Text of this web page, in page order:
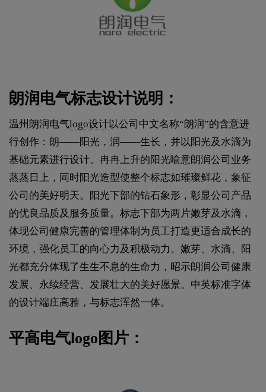
朗润电气标志设计说明：
温州朗润电气logo设计以公司中文名称“朗润”的含意进
行创作：朗——阳光，润——生长，并以阳光及水滴为
基础元素进行设计。冉冉上升的阳光喻意朗润公司业务
蒸蒸日上，同时阳光造型使整个标志如璀璨鲜花，象征
公司的美好明天。阳光下部的钻石象形，彰显公司产品
的优良品质及服务质量。标志下部为两片嫩芽及水滴，
体现公司健康完善的管理体制为员工打造更适合成长的
环境，强化员工的向心力及积极动力。嫩芽、水滴、阳
光都充分体现了生生不息的生命力，昭示朗润公司健康
发展、永续经营、发展壮大的美好愿景。中英标准字体
的设计端庄高雅，与标志浑然一体。
平高电气logo图片：